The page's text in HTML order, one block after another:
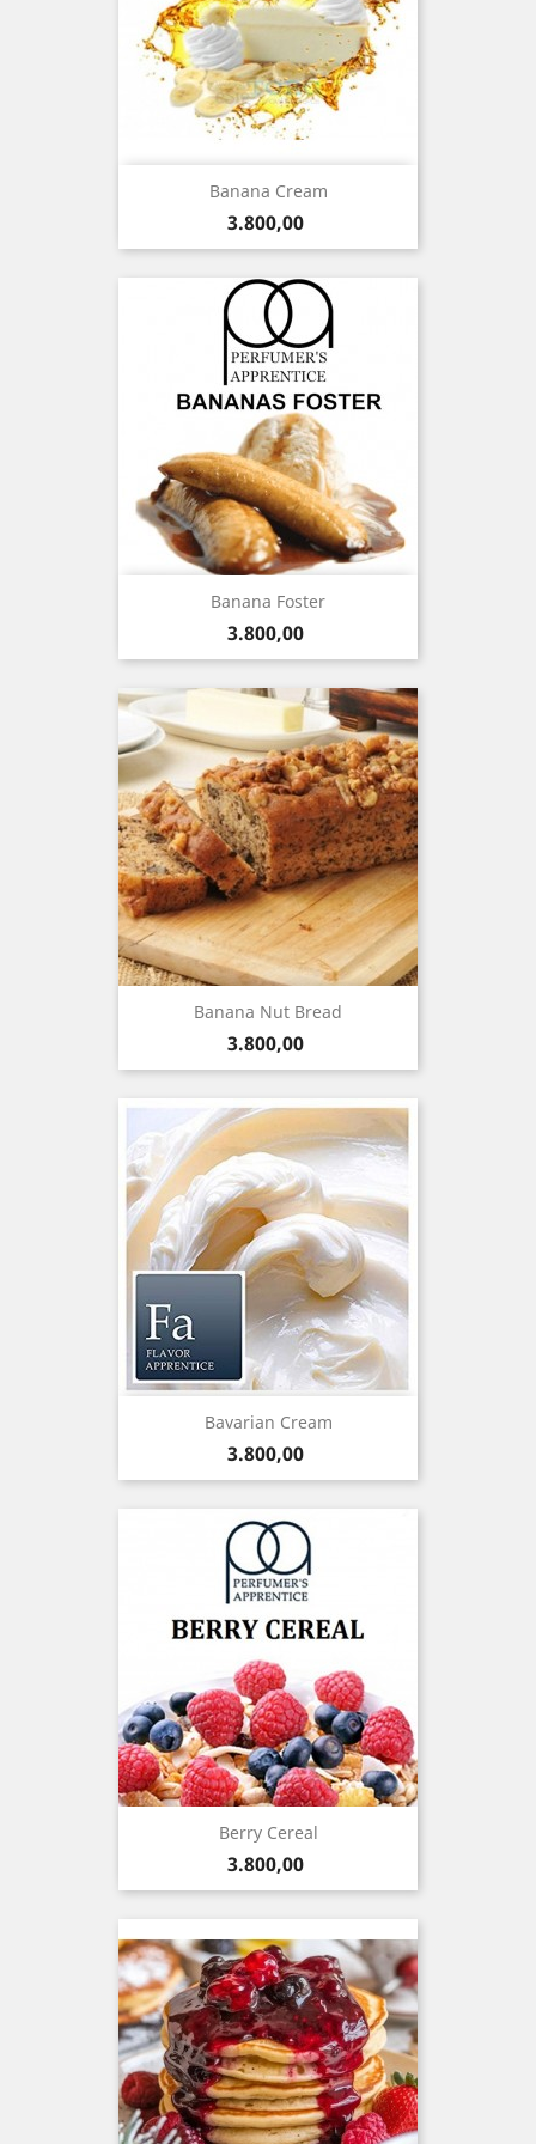
Banana Cream
Precio
3.800,00
Banana Foster
Precio
3.800,00
Banana Nut Bread
Precio
3.800,00
Bavarian Cream
Precio
3.800,00
Berry Cereal
Precio
3.800,00